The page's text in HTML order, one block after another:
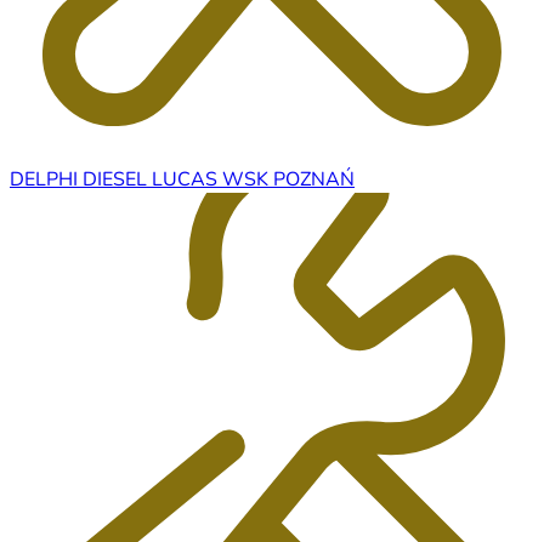
DELPHI DIESEL LUCAS WSK POZNAŃ